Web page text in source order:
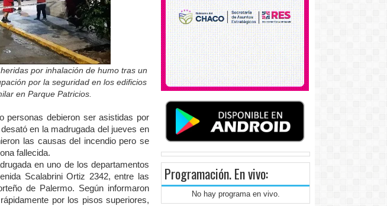
por inhalación de humo tras un
por la seguridad en los edificios
en Parque Patricios.
personas debieron ser asistidas por
en la madrugada del jueves en
las causas del incendio pero se
fallecida.
en uno de los departamentos
Scalabrini Ortiz 2342, entre las
de Palermo. Según informaron
por los pisos superiores,
Programación. En vivo:
No hay programa en vivo.